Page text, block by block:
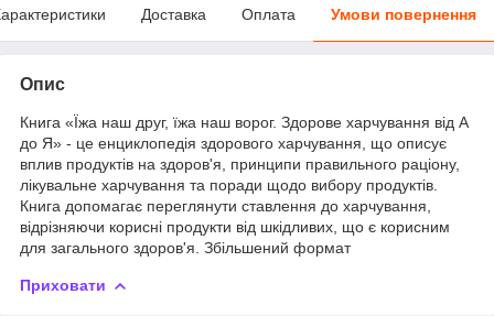
Доставка Оплата Умови повернення
Опис
Книга «Їжа наш друг, їжа наш ворог. Здорове харчування від А
до Я» - це енциклопедія здорового харчування, що описує
вплив продуктів на здоров'я, принципи правильного раціону,
лікувальне харчування та поради щодо вибору продуктів.
Книга допомагає переглянути ставлення до харчування,
відрізняючи корисні продукти від шкідливих, що є корисним
для загального здоров'я. Збільшений формат
Приховати